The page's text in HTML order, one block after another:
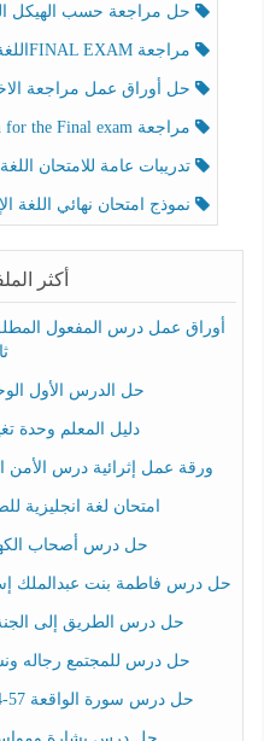
حل مراجعة حسب الهيكل الوزاري العلوم
مراجعة FINAL EXAMاللغة الإنجليزية الصف الخامس الفصل الثالث
حل أوراق عمل مراجعة الاختبار النهائي
مراجعة Preparation for the Final exam اللغة الإنجليزية الصف الرابع الفصل الثالث
تدريبات عامة للامتحان اللغة
نموذج امتحان نهائي اللغة
أكثر
أوراق عمل درس المفعول
حل الدرس الأول
دليل المعلم وحدة
ورقة عمل إثرائية درس الأمن
امتحان لغة انجليزية
حل درس أصحاب
حل درس فاطمة بنت عبدالملك
حل درس الطريق إلى
حل درس للمجتمع رجاله
حل درس سورة الواقعة 57-74 تربية اسلامية الصف التاسع